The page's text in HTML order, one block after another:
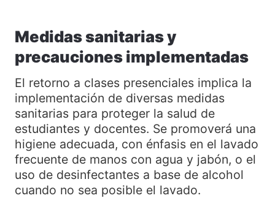
Medidas sanitarias y
precauciones implementadas
El retorno a clases presenciales implica la
implementación de diversas medidas
sanitarias para proteger la salud de
estudiantes y docentes. Se promoverá una
higiene adecuada, con énfasis en el lavado
frecuente de manos con agua y jabón, o el
uso de desinfectantes a base de alcohol
cuando no sea posible el lavado.